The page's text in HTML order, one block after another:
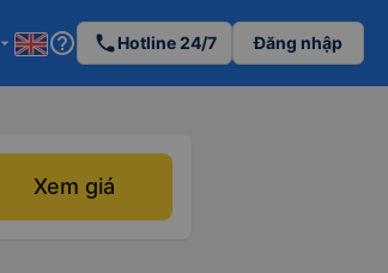
arrow_drop_down help_outline phoneHotline 24/7 Đăng nhập
Xem giá